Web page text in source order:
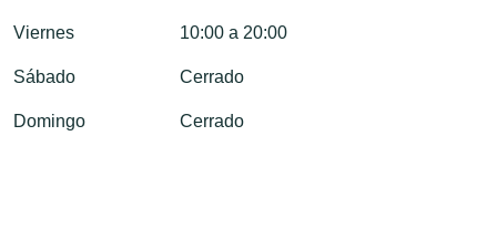
Viernes 10:00 a 20:00
Sábado Cerrado
Domingo Cerrado